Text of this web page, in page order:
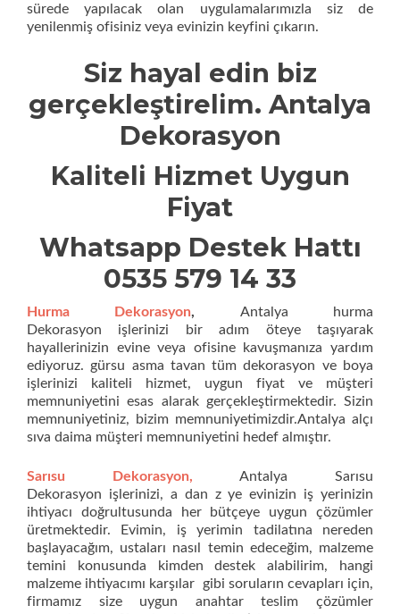
sürede yapılacak olan uygulamalarımızla siz de
yenilenmiş ofisiniz veya evinizin keyfini çıkarın.
Siz hayal edin biz
gerçekleştirelim. Antalya
Dekorasyon
Kaliteli Hizmet Uygun
Fiyat
Whatsapp Destek Hattı
0535 579 14 33
Hurma Dekorasyon, Antalya hurma
Dekorasyon işlerinizi bir adım öteye taşıyarak
hayallerinizin evine veya ofisine kavuşmanıza yardım
ediyoruz. gürsu asma tavan tüm dekorasyon ve boya
işlerinizi kaliteli hizmet, uygun fiyat ve müşteri
memnuniyetini esas alarak gerçekleştirmektedir. Sizin
memnuniyetiniz, bizim memnuniyetimizdir.Antalya alçı
sıva daima müşteri memnuniyetini hedef almıştır.
Sarısu Dekorasyon,
Antalya Sarısu
Dekorasyon işlerinizi, a dan z ye evinizin iş yerinizin
ihtiyacı doğrultusunda her bütçeye uygun çözümler
üretmektedir. Evimin, iş yerimin tadilatına nereden
başlayacağım, ustaları nasıl temin edeceğim, malzeme
temini konusunda kimden destek alabilirim, hangi
malzeme ihtiyacımı karşılar gibi soruların cevapları için,
firmamız size uygun anahtar teslim çözümler